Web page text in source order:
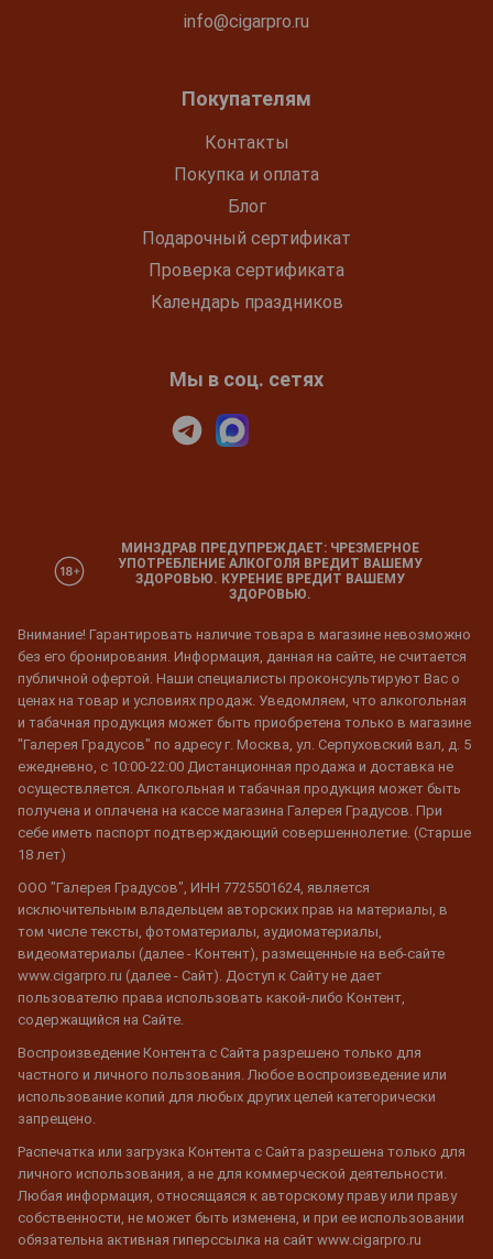
info@cigarpro.ru
Покупателям
Контакты
Покупка и оплата
Блог
Подарочный сертификат
Проверка сертификата
Календарь праздников
Мы в соц. сетях
МИНЗДРАВ ПРЕДУПРЕЖДАЕТ: ЧРЕЗМЕРНОЕ
УПОТРЕБЛЕНИЕ АЛКОГОЛЯ ВРЕДИТ ВАШЕМУ
ЗДОРОВЬЮ. КУРЕНИЕ ВРЕДИТ ВАШЕМУ
ЗДОРОВЬЮ.
Внимание! Гарантировать наличие товара в магазине невозможно
без его бронирования. Информация, данная на сайте, не считается
публичной офертой. Наши специалисты проконсультируют Вас о
ценах на товар и условиях продаж. Уведомляем, что алкогольная
и табачная продукция может быть приобретена только в магазине
"Галерея Градусов" по адресу г. Москва, ул. Серпуховский вал, д. 5
ежедневно, с 10:00-22:00 Дистанционная продажа и доставка не
осуществляется. Алкогольная и табачная продукция может быть
получена и оплачена на кассе магазина Галерея Градусов. При
себе иметь паспорт подтверждающий совершеннолетие. (Старше
18 лет)
ООО "Галерея Градусов", ИНН 7725501624, является
исключительным владельцем авторских прав на материалы, в
том числе тексты, фотоматериалы, аудиоматериалы,
видеоматериалы (далее - Контент), размещенные на веб-сайте
www.cigarpro.ru (далее - Сайт). Доступ к Сайту не дает
пользователю права использовать какой-либо Контент,
содержащийся на Сайте.
Воспроизведение Контента с Сайта разрешено только для
частного и личного пользования. Любое воспроизведение или
использование копий для любых других целей категорически
запрещено.
Распечатка или загрузка Контента с Сайта разрешена только для
личного использования, а не для коммерческой деятельности.
Любая информация, относящаяся к авторскому праву или праву
собственности, не может быть изменена, и при ее использовании
обязательна активная гиперссылка на сайт www.cigarpro.ru